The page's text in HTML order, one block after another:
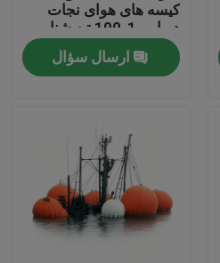
کیسه های هوای نجات
دریایی 1-100 تن شناور و
مقاوم در برابر خوردگی
ارسال سؤال